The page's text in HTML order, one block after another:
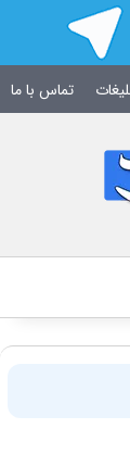
تماس با ما